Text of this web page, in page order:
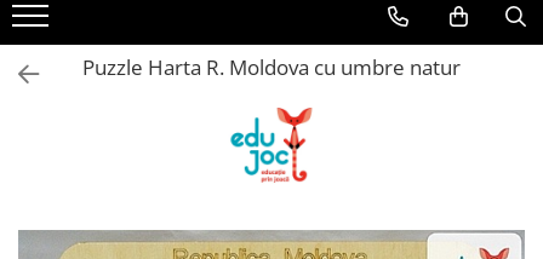
3-4 ani
5-7 ani
Puzzle Harta R. Moldova cu umbre natur